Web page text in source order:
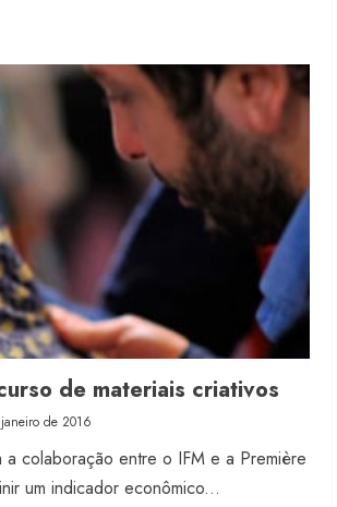
de materiais criativos
de 2016
a colaboração entre o IFM e a Première
um indicador econômico...